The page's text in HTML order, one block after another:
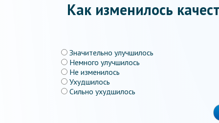
Как изменилось
Значительно улучшилось
Немного улучшилось
Не изменилось
Ухудшилось
Сильно ухудшилось